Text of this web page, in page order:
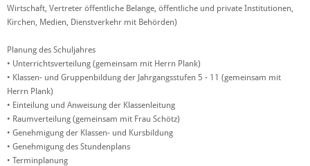
Wirtschaft, Vertreter öffentliche Belange, öffentliche und private Institutionen,
Kirchen, Medien, Dienstverkehr mit Behörden)
Planung des Schuljahres
• Unterrichtsverteilung (gemeinsam mit Herrn Plank)
• Klassen- und Gruppenbildung der Jahrgangsstufen 5 - 11 (gemeinsam mit
Herrn Plank)
• Einteilung und Anweisung der Klassenleitung
• Raumverteilung (gemeinsam mit Frau Schötz)
• Genehmigung der Klassen- und Kursbildung
• Genehmigung des Stundenplans
• Terminplanung